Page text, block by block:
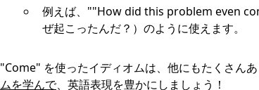
例えば、""How did this problem even
ぜ起こったんだ？）のように使えます。
"Come" を使ったイディオムは、他にもたくさん
ムを学んで、英語表現を豊かにしましょう！